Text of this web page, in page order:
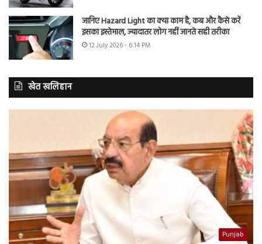
जानिए Hazard Light का क्या काम है, कब और कैसे करें
इसका इस्तेमाल, ज्यादातर लोग नहीं जानते सही तरीका
12 July 2026 - 6:14 PM
खेत खलिहान
Punjab